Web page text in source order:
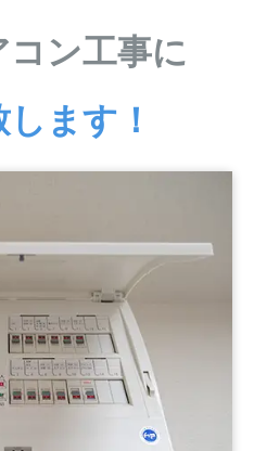
ン工事に
ます！